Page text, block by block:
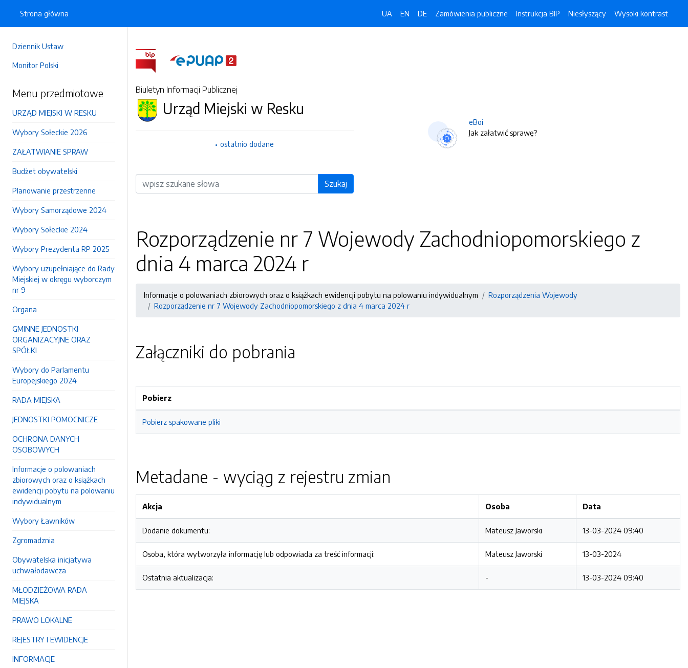
Dziennik Ustaw
Monitor Polski
Menu przedmiotowe
URZĄD MIEJSKI W RESKU
Wybory Sołeckie 2026
ZAŁATWIANIE SPRAW
Budżet obywatelski
Planowanie przestrzenne
Wybory Samorządowe 2024
Wybory Sołeckie 2024
Wybory Prezydenta RP 2025
Wybory uzupełniające do Rady
Miejskiej w okręgu wyborczym
nr 9
Organa
GMINNE JEDNOSTKI
ORGANIZACYJNE ORAZ
SPÓŁKI
Wybory do Parlamentu
Europejskiego 2024
RADA MIEJSKA
JEDNOSTKI POMOCNICZE
OCHRONA DANYCH
OSOBOWYCH
Informacje o polowaniach
zbiorowych oraz o książkach
ewidencji pobytu na polowaniu
indywidualnym
Wybory Ławników
Zgromadznia
Obywatelska inicjatywa
uchwałodawcza
MŁODZIEŻOWA RADA
MIEJSKA
PRAWO LOKALNE
REJESTRY I EWIDENCJE
INFORMACJE
Strona główna UA EN DE Zamówienia publiczne Instrukcja BIP Niesłyszący Wysoki kontrast
Biuletyn Informacji Publicznej
Urząd Miejski w Resku
ostatnio dodane
Wyszukiwarka Szukaj
eBoi
Jak załatwić sprawę?
Rozporządzenie nr 7 Wojewody Zachodniopomorskiego z
dnia 4 marca 2024 r
Informacje o polowaniach zbiorowych oraz o książkach ewidencji pobytu na polowaniu indywidualnym
Rozporządzenia Wojewody
Rozporządzenie nr 7 Wojewody Zachodniopomorskiego z dnia 4 marca 2024 r
Załączniki do pobrania
Pobierz
Pobierz spakowane pliki
Metadane - wyciąg z rejestru zmian
Akcja Osoba Data
Dodanie dokumentu: Mateusz Jaworski 13-03-2024 09:40
Osoba, która wytworzyła informację lub odpowiada za treść informacji: Mateusz Jaworski 13-03-2024
Ostatnia aktualizacja: - 13-03-2024 09:40